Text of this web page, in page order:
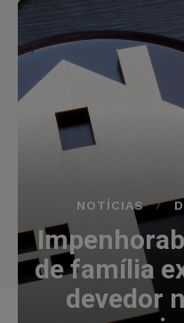
NOTÍCIAS
de família
devedor